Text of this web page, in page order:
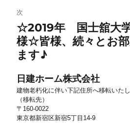
シ
ョ
ン
次
次
の
投
稿:
☆2019年 国士舘大
様☆皆様、続々とお
ます♪
日建ホーム株式会社
建物老朽化に伴い下記住所へ移転いたし
（移転先）
〒160-0022
東京都新宿区新宿5丁目14-9